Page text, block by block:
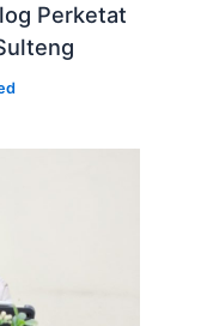
Perketat